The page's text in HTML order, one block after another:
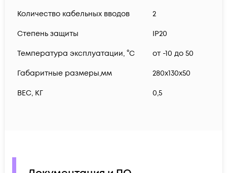
Количество кабельных вводов 2
Степень защиты IP20
Температура эксплуатации, °C от -10 до 50
Габаритные размеры,мм 280х130х50
ВЕС, КГ 0,5